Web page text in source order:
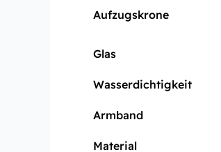
Aufzugskrone
Glas
Wasserdichtigkeit
Armband
Material